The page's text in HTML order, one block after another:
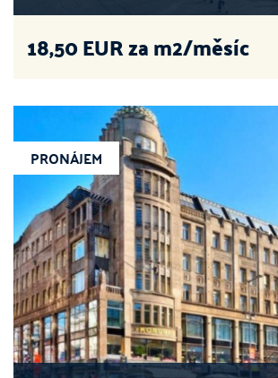
18,50EUR za m2/měsíc
PRONÁJEM